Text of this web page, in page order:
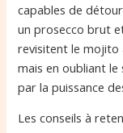
capables de
un prosecco brut
revisitent le mojito
mais en oubliant le
par la puissance
Les conseils à